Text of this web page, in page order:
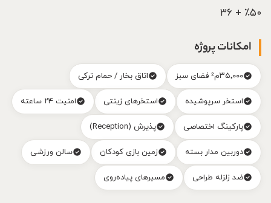
۵۰٪ + ۳۶
امکانات پروژه
۳۵٬۰۰۰م² فضای سبز اتاق بخار / حمام ترکی
استخر سرپوشیده استخرهای زینتی امنیت ۲۴ ساعته
پارکینگ اختصاصی پذیرش (Reception)
دوربین مدار بسته زمین بازی کودکان سالن ورزشی
ضد زلزله طراحی مسیرهای پیاده‌روی